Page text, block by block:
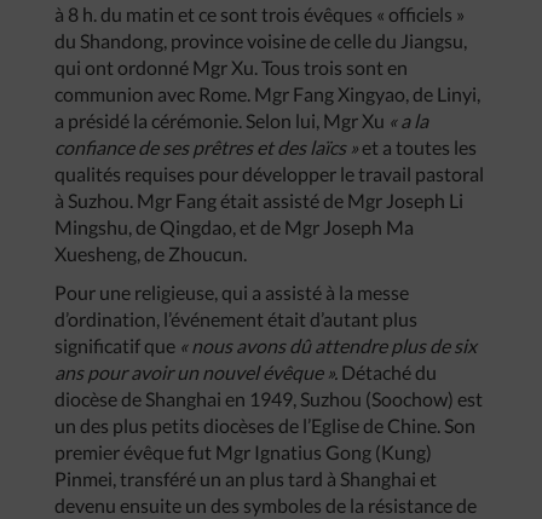
à 8 h. du matin et ce sont trois évêques « officiels »
du Shandong, province voisine de celle du Jiangsu,
qui ont ordonné Mgr Xu. Tous trois sont en
communion avec Rome. Mgr Fang Xingyao, de Linyi,
a présidé la cérémonie. Selon lui, Mgr Xu « a la
confiance de ses prêtres et des laïcs » et a toutes les
qualités requises pour développer le travail pastoral
à Suzhou. Mgr Fang était assisté de Mgr Joseph Li
Mingshu, de Qingdao, et de Mgr Joseph Ma
Xuesheng, de Zhoucun.
Pour une religieuse, qui a assisté à la messe
d’ordination, l’événement était d’autant plus
significatif que « nous avons dû attendre plus de six
ans pour avoir un nouvel évêque ». Détaché du
diocèse de Shanghai en 1949, Suzhou (Soochow) est
un des plus petits diocèses de l’Eglise de Chine. Son
premier évêque fut Mgr Ignatius Gong (Kung)
Pinmei, transféré un an plus tard à Shanghai et
devenu ensuite un des symboles de la résistance de